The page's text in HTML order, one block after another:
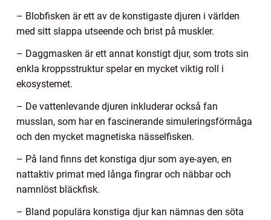
– Blobfisken är ett av de konstigaste djuren i världen
med sitt slappa utseende och brist på muskler.
– Daggmasken är ett annat konstigt djur, som trots sin
enkla kroppsstruktur spelar en mycket viktig roll i
ekosystemet.
– De vattenlevande djuren inkluderar också fan
musslan, som har en fascinerande simuleringsförmåga
och den mycket magnetiska nässelfisken.
– På land finns det konstiga djur som aye-ayen, en
nattaktiv primat med långa fingrar och näbbar och
namnlöst bläckfisk.
– Bland populära konstiga djur kan nämnas den söta